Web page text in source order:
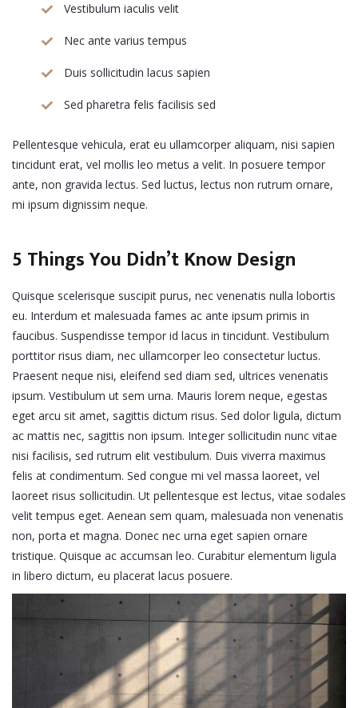
Vestibulum iaculis velit
Nec ante varius tempus
Duis sollicitudin lacus sapien
Sed pharetra felis facilisis sed
Pellentesque vehicula, erat eu ullamcorper aliquam, nisi sapien
tincidunt erat, vel mollis leo metus a velit. In posuere tempor
ante, non gravida lectus. Sed luctus, lectus non rutrum ornare,
mi ipsum dignissim neque.
5 Things You Didn’t Know Design
Quisque scelerisque suscipit purus, nec venenatis nulla lobortis
eu. Interdum et malesuada fames ac ante ipsum primis in
faucibus. Suspendisse tempor id lacus in tincidunt. Vestibulum
porttitor risus diam, nec ullamcorper leo consectetur luctus.
Praesent neque nisi, eleifend sed diam sed, ultrices venenatis
ipsum. Vestibulum ut sem urna. Mauris lorem neque, egestas
eget arcu sit amet, sagittis dictum risus. Sed dolor ligula, dictum
ac mattis nec, sagittis non ipsum. Integer sollicitudin nunc vitae
nisi facilisis, sed rutrum elit vestibulum. Duis viverra maximus
felis at condimentum. Sed congue mi vel massa laoreet, vel
laoreet risus sollicitudin. Ut pellentesque est lectus, vitae sodales
velit tempus eget. Aenean sem quam, malesuada non venenatis
non, porta et magna. Donec nec urna eget sapien ornare
tristique. Quisque ac accumsan leo. Curabitur elementum ligula
in libero dictum, eu placerat lacus posuere.